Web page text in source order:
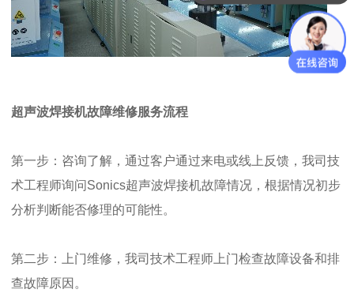
超声波焊接机故障维修服务流程
第一步：咨询了解，通过客户通过来电或线上反馈，我司技
术工程师询问Sonics超声波焊接机故障情况，根据情况初步
分析判断能否修理的可能性。
第二步：上门维修，我司技术工程师上门检查故障设备和排
查故障原因。